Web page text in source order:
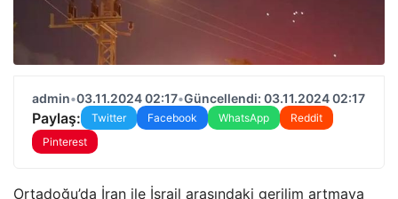
admin•03.11.2024 02:17•Güncellendi: 03.11.2024 02:17
Paylaş: Twitter Facebook WhatsApp
Reddit
Pinterest
Ortadoğu’da İran ile İsrail arasındaki gerilim artmaya